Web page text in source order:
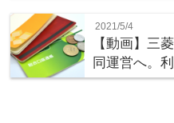
2021/5/4
【動画】三
同運営へ。